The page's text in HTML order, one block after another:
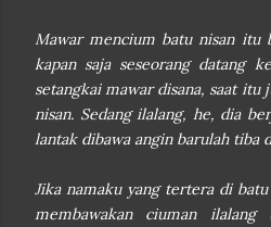
Mawar mencium batu nisan itu
kapan saja seseorang datang
setangkai mawar disana, saat itu
nisan. Sedang ilalang, he, dia
lantak dibawa angin barulah tiba
Jika namaku yang tertera di
membawakan ciuman ilalang